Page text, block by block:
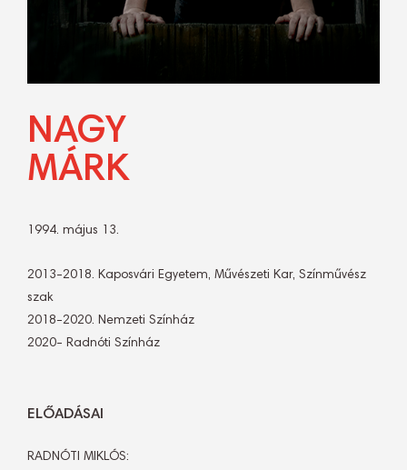
NAGY
MÁRK
1994. május 13.
2013-2018. Kaposvári Egyetem, Művészeti Kar, Színművész
szak
2018-2020. Nemzeti Színház
2020- Radnóti Színház
ELŐADÁSAI
RADNÓTI MIKLÓS: